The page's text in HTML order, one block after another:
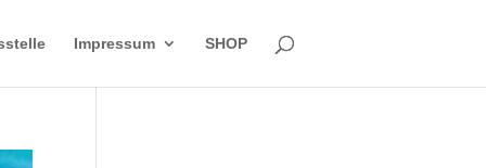
Impressum SHOP